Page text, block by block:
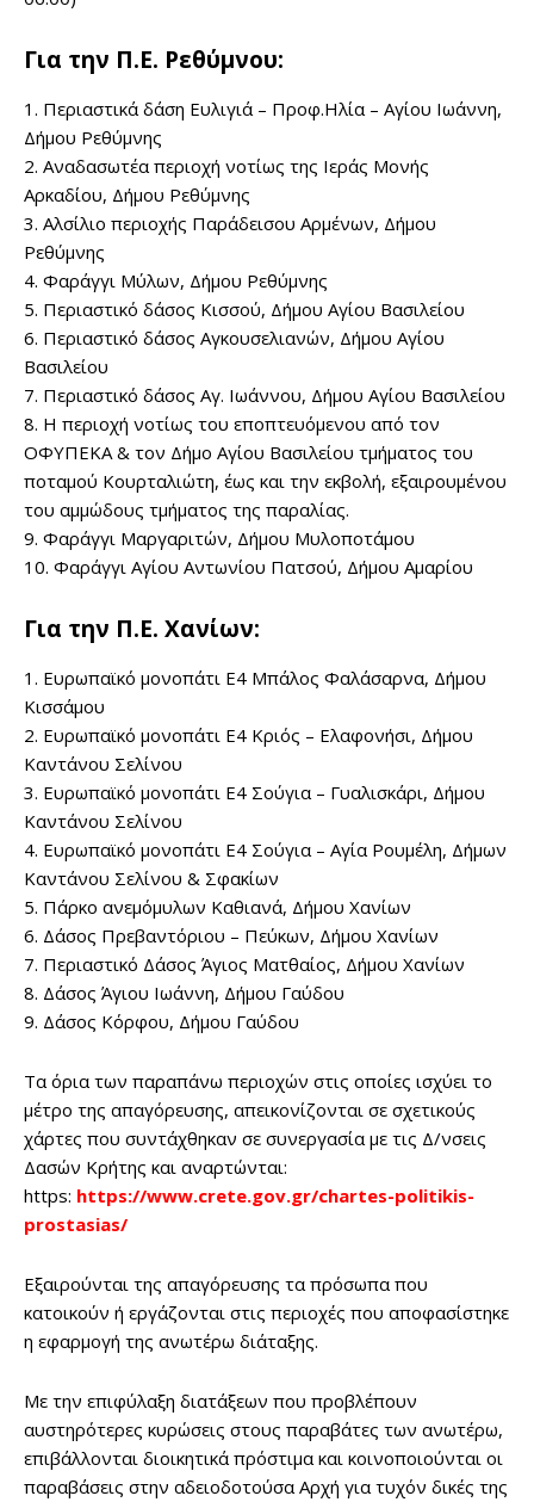
Για την Π.Ε. Ρεθύμνου:
1. Περιαστικά δάση Ευλιγιά – Προφ.Ηλία – Αγίου Ιωάννη,
Δήμου Ρεθύμνης
2. Αναδασωτέα περιοχή νοτίως της Ιεράς Μονής
Αρκαδίου, Δήμου Ρεθύμνης
3. Αλσίλιο περιοχής Παράδεισου Αρμένων, Δήμου
Ρεθύμνης
4. Φαράγγι Μύλων, Δήμου Ρεθύμνης
5. Περιαστικό δάσος Κισσού, Δήμου Αγίου Βασιλείου
6. Περιαστικό δάσος Αγκουσελιανών, Δήμου Αγίου
Βασιλείου
7. Περιαστικό δάσος Αγ. Ιωάννου, Δήμου Αγίου Βασιλείου
8. Η περιοχή νοτίως του εποπτευόμενου από τον
ΟΦΥΠΕΚΑ & τον Δήμο Αγίου Βασιλείου τμήματος του
ποταμού Κουρταλιώτη, έως και την εκβολή, εξαιρουμένου
του αμμώδους τμήματος της παραλίας.
9. Φαράγγι Μαργαριτών, Δήμου Μυλοποτάμου
10. Φαράγγι Αγίου Αντωνίου Πατσού, Δήμου Αμαρίου
Για την Π.Ε. Χανίων:
1. Ευρωπαϊκό μονοπάτι Ε4 Μπάλος Φαλάσαρνα, Δήμου
Κισσάμου
2. Ευρωπαϊκό μονοπάτι Ε4 Κριός – Ελαφονήσι, Δήμου
Καντάνου Σελίνου
3. Ευρωπαϊκό μονοπάτι Ε4 Σούγια – Γυαλισκάρι, Δήμου
Καντάνου Σελίνου
4. Ευρωπαϊκό μονοπάτι Ε4 Σούγια – Αγία Ρουμέλη, Δήμων
Καντάνου Σελίνου & Σφακίων
5. Πάρκο ανεμόμυλων Καθιανά, Δήμου Χανίων
6. Δάσος Πρεβαντόριου – Πεύκων, Δήμου Χανίων
7. Περιαστικό Δάσος Άγιος Ματθαίος, Δήμου Χανίων
8. Δάσος Άγιου Ιωάννη, Δήμου Γαύδου
9. Δάσος Κόρφου, Δήμου Γαύδου
Τα όρια των παραπάνω περιοχών στις οποίες ισχύει το
μέτρο της απαγόρευσης, απεικονίζονται σε σχετικούς
χάρτες που συντάχθηκαν σε συνεργασία με τις Δ/νσεις
Δασών Κρήτης και αναρτώνται:
https: https://www.crete.gov.gr/chartes-politikis-
prostasias/
Εξαιρούνται της απαγόρευσης τα πρόσωπα που
κατοικούν ή εργάζονται στις περιοχές που αποφασίστηκε
η εφαρμογή της ανωτέρω διάταξης.
Με την επιφύλαξη διατάξεων που προβλέπουν
αυστηρότερες κυρώσεις στους παραβάτες των ανωτέρω,
επιβάλλονται διοικητικά πρόστιμα και κοινοποιούνται οι
παραβάσεις στην αδειοδοτούσα Αρχή για τυχόν δικές της